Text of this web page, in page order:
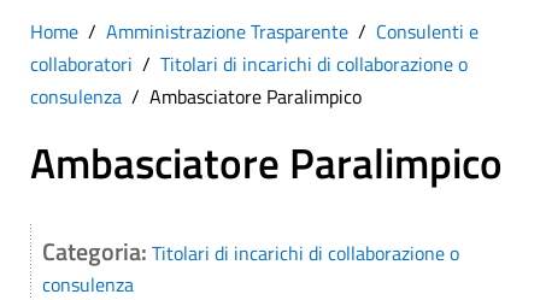
Home Amministrazione Trasparente
Consulenti e
collaboratori
Titolari di incarichi di collaborazione o
consulenza
Ambasciatore Paralimpico
Ambasciatore Paralimpico
Categoria: Titolari di incarichi di collaborazione o
consulenza